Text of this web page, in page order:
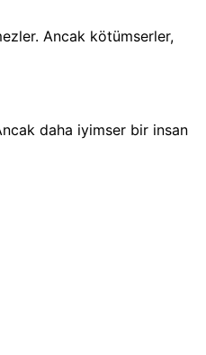
Ancak kötümserler,
daha iyimser bir insan